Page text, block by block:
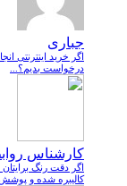
جباری
اگر خرید اینترنتی
درخواست بدیم؟...
کارشناس
کالیبره شده و